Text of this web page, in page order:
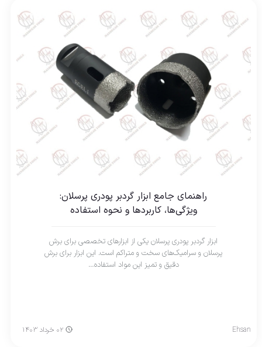
راهنمای جامع ابزار گردبر پودری پرسلان:
ویژگی‌ها، کاربردها و نحوه استفاده
ابزار گردبر پودری پرسلان یکی از ابزارهای تخصصی برای برش
پرسلان و سرامیک‌های سخت و متراکم است. این ابزار برای برش
دقیق و تمیز این مواد استفاده…
Ehsan ۰۲ خرداد ۱۴۰۳